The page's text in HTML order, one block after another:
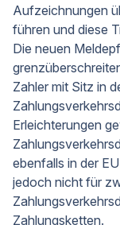
Aufzeichnungen
führen und diese
Die neuen
Zahler mit Sitz in
Erleichterungen
ebenfalls in der
jedoch nicht für
Zahlungsketten.